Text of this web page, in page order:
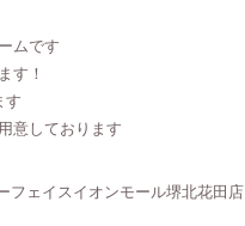
ムです
す！
す
意しております
フェイスイオンモール堺北花田店